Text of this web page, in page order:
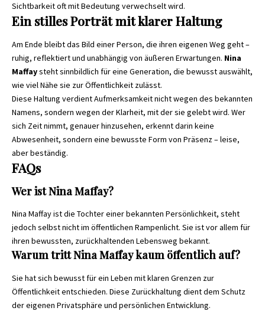
Sichtbarkeit oft mit Bedeutung verwechselt wird.
Ein stilles Porträt mit klarer Haltung
Am Ende bleibt das Bild einer Person, die ihren eigenen Weg geht –
ruhig, reflektiert und unabhängig von äußeren Erwartungen. Nina
Maffaysteht sinnbildlich für eine Generation, die bewusst auswählt,
wie viel Nähe sie zur Öffentlichkeit zulässt.
Diese Haltung verdient Aufmerksamkeit nicht wegen des bekannten
Namens, sondern wegen der Klarheit, mit der sie gelebt wird. Wer
sich Zeit nimmt, genauer hinzusehen, erkennt darin keine
Abwesenheit, sondern eine bewusste Form von Präsenz – leise,
aber beständig.
FAQs
Wer ist Nina Maffay?
Nina Maffay ist die Tochter einer bekannten Persönlichkeit, steht
jedoch selbst nicht im öffentlichen Rampenlicht. Sie ist vor allem für
ihren bewussten, zurückhaltenden Lebensweg bekannt.
Warum tritt Nina Maffay kaum öffentlich auf?
Sie hat sich bewusst für ein Leben mit klaren Grenzen zur
Öffentlichkeit entschieden. Diese Zurückhaltung dient dem Schutz
der eigenen Privatsphäre und persönlichen Entwicklung.